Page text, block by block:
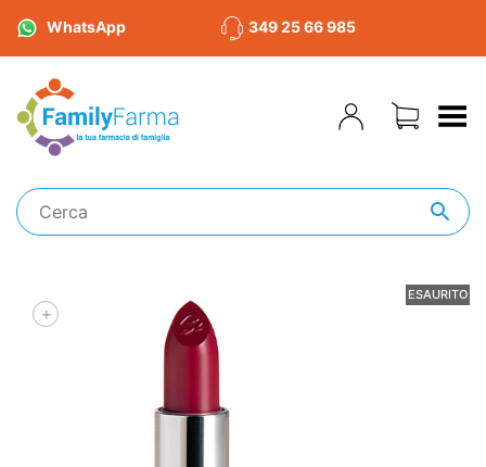
WhatsApp 349 25 66 985
Toggle Menu
ESAURITO
+